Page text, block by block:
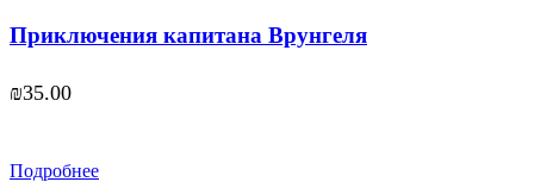
Приключения капитана Врунгеля
₪35.00
Подробнее